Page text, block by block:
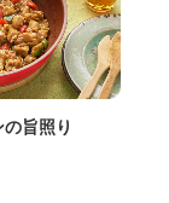
旨照り